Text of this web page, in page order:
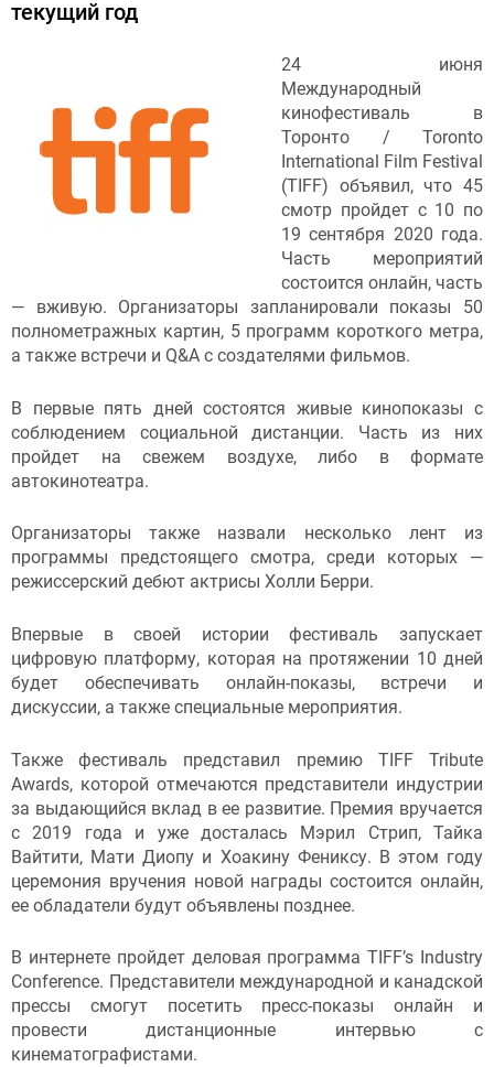
текущий год
24 июня
Международный
кинофестиваль в
Торонто / Toronto
International Film Festival
(TIFF) объявил, что 45
смотр пройдет c 10 по
19 сентября 2020 года.
Часть мероприятий
состоится онлайн, часть
— вживую. Организаторы запланировали показы 50
полнометражных картин, 5 программ короткого метра,
а также встречи и Q&A с создателями фильмов.
В первые пять дней состоятся живые кинопоказы с
соблюдением социальной дистанции. Часть из них
пройдет на свежем воздухе, либо в формате
автокинотеатра.
Организаторы также назвали несколько лент из
программы предстоящего смотра, среди которых —
режиссерский дебют актрисы Холли Берри.
Впервые в своей истории фестиваль запускает
цифровую платформу, которая на протяжении 10 дней
будет обеспечивать онлайн-показы, встречи и
дискуссии, а также специальные мероприятия.
Также фестиваль представил премию TIFF Tribute
Awards, которой отмечаются представители индустрии
за выдающийся вклад в ее развитие. Премия вручается
с 2019 года и уже досталась Мэрил Стрип, Тайка
Вайтити, Мати Диопу и Хоакину Фениксу. В этом году
церемония вручения новой награды состоится онлайн,
ее обладатели будут объявлены позднее.
В интернете пройдет деловая программа TIFF’s Industry
Conference. Представители международной и канадской
прессы смогут посетить пресс-показы онлайн и
провести дистанционные интервью с
кинематографистами.